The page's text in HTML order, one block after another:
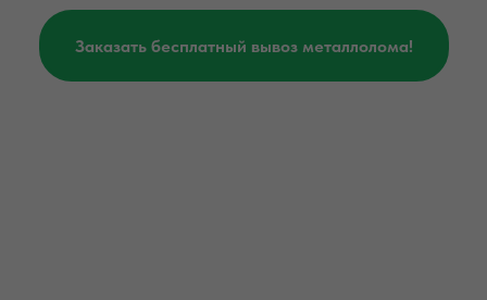
Заказать бесплатный вывоз металлолома!